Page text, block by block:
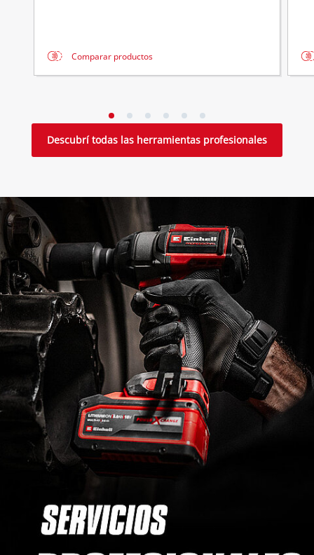
Comparar productos
Descubrí todas las herramientas profesionales